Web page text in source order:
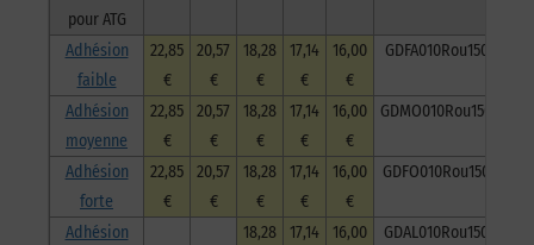
pour ATG
Adhésion
faible
22,85
€
20,57
€
18,28
€
17,14
€
16,00
€
GDFA010Rou1500
Adhésion
moyenne
22,85
€
20,57
€
18,28
€
17,14
€
16,00
€
GDMO010Rou1500
Adhésion
forte
22,85
€
20,57
€
18,28
€
17,14
€
16,00
€
GDFO010Rou1500
Adhésion
18,28
17,14
16,00
GDAL010Rou1500